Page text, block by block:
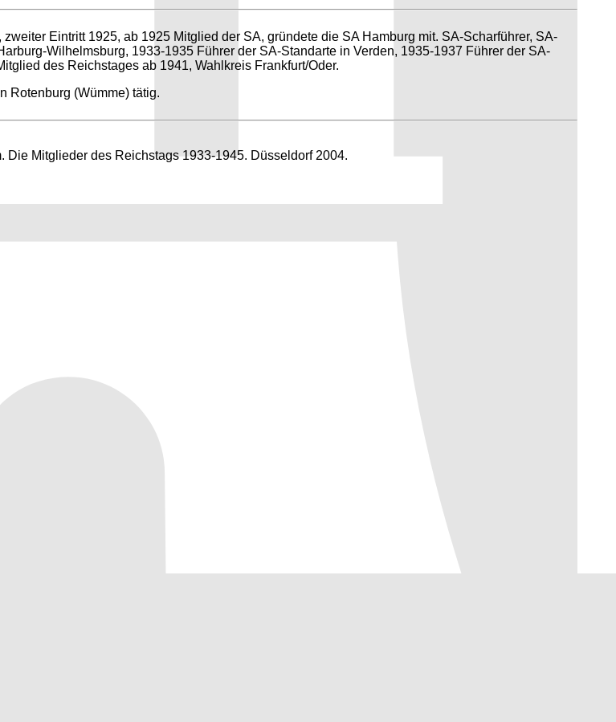
Eintritt 1925, ab 1925 Mitglied der SA, gründete die SA Hamburg mit. SA-Scharführer, SA-
Wilhelmsburg, 1933-1935 Führer der SA-Standarte in Verden, 1935-1937 Führer der SA-
des Reichstages ab 1941, Wahlkreis Frankfurt/Oder.
Rotenburg (Wümme) tätig.
Mitglieder des Reichstags 1933-1945. Düsseldorf 2004.